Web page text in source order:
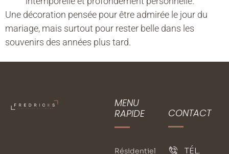
Une décoration pensée pour être admirée le jour du
mariage, mais surtout pour rester belle dans les
souvenirs des années plus tard.
MENU
RAPIDE
Résidentiel
CONTACT
TÉL.